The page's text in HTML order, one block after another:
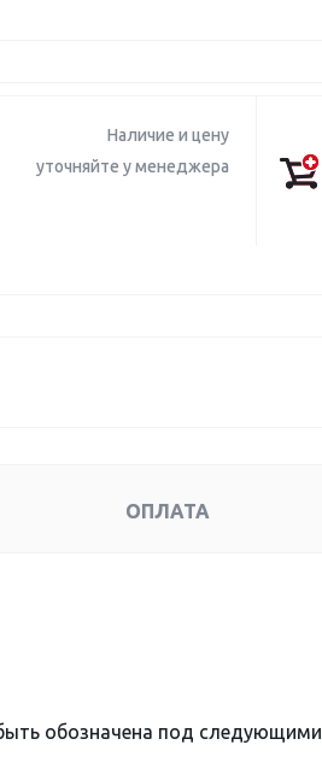
Наличие и цену
уточняйте у менеджера
ОПЛАТА
обозначена под следующими